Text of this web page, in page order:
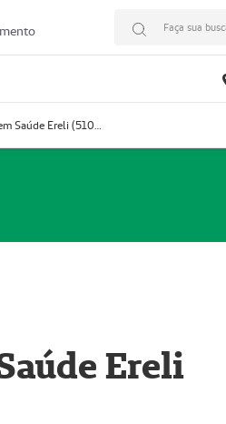
Faça sua
Prestador Essencial Gestão em Saúde Ereli (51004354-7)
Ereli